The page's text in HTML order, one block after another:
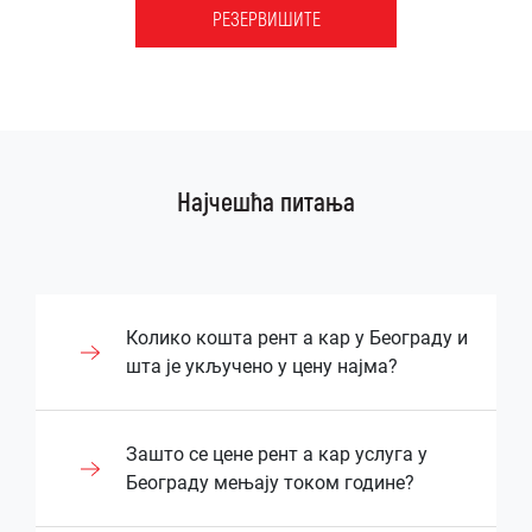
РЕЗЕРВИШИТЕ
Најчешћа питања
Колико кошта рент а кар у Београду и
шта је укључено у цену најма?
Цена рентања возила у Београду зависи
од типа возила, дужине најма и додатних
Зашто се цене рент а кар услуга у
Београду мењају током године?